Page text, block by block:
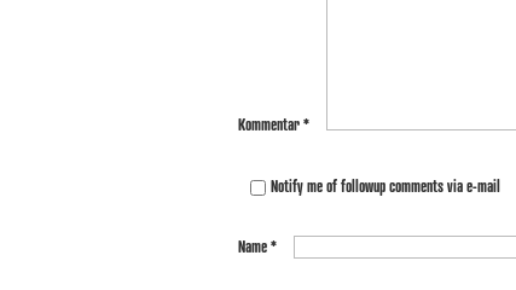
Kommentar*
Notify me of followup comments via e-mail
Name*